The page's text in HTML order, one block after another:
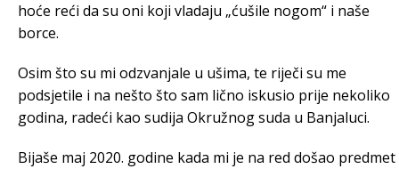
hoće reći da su oni koji vladaju „ćušile nogom“ i naše
borce.
Osim što su mi odzvanjale u ušima, te riječi su me
podsjetile i na nešto što sam lično iskusio prije nekoliko
godina, radeći kao sudija Okružnog suda u Banjaluci.
Bijaše maj 2020. godine kada mi je na red došao predmet